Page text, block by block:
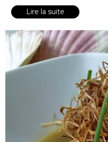
Lire la suite